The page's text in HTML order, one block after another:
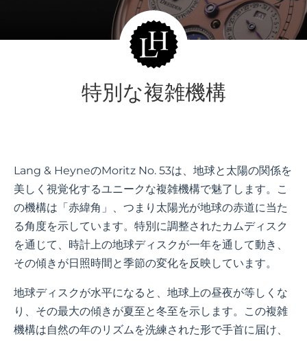
特別な複雑機構
Lang & HeyneのMoritz No. 53は、地球と太陽の関係を
美しく視覚化するユニークな複雑機構で魅了します。こ
の機構は「赤緯角」、つまり太陽光が地球の赤道に当た
る角度を示しています。特別に調整されたカムディスク
を通じて、時計上の地球ディスクが一年を通して動き、
その傾きが日照時間と季節の変化を反映しています。
地球ディスクが水平になると、地球上の昼夜が等しくな
り、その最大の傾きが夏至と冬至を示します。この複雑
機構は自然の年のリズムを洗練された形で手首に届け、